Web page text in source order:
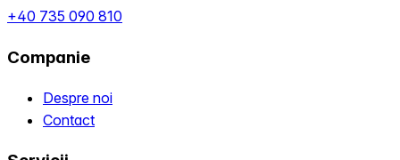
+40 735 090 810
Companie
Despre noi
Contact